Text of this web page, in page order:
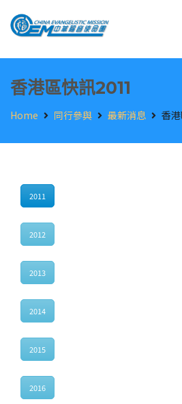
香港區快訊2011
Home 同行參與 最新消息 香
2011
2012
2013
2014
2015
2016